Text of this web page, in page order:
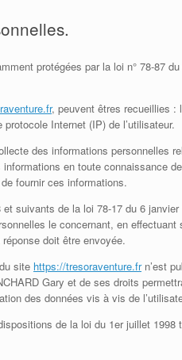
protégées par la loi n° 78-87
, peuvent êtres recueillies :
protocole Internet (IP) de l’utilisateur.
des informations personnelles
informations en toute connaissance
fournir ces informations.
suivants de la loi 78-17 du 6
le concernant, en
doit être envoyée.
site https://tresoraventure.frn’est
Gary et de ses droits
des données vis à vis de
de la loi du 1er juillet